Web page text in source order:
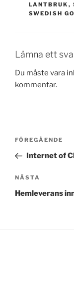
LANTBRUK ,
SWEDISH
Lämna ett
Du måste vara
kommentar.
Föregående
inlägg
FÖREGÅENDE
Internet of
Nästa
inlägg
NÄSTA
Hemleverans